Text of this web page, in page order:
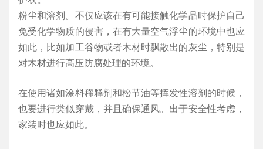
粉尘和溶剂。不仅应该在有可能接触化学品时保护自己
免受化学物质的侵害，在有大量空气浮尘的环境中也应
如此，比如加工谷物或者木材时飘散出的灰尘，特别是
对木材进行高压防腐处理的环境。
在使用诸如涂料稀释剂和松节油等挥发性溶剂的时候，
也要进行类似穿戴，并且确保通风。出于安全性考虑，
家装时也应如此。